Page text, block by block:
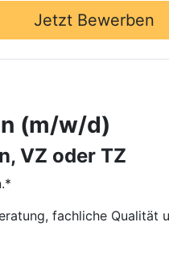
Jetzt Bewerben
(m/w/d)
VZ oder TZ
fachliche Qualität